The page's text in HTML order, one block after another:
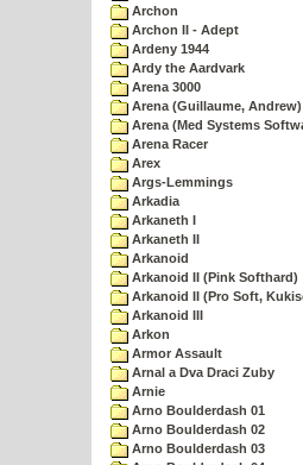
Archon
Archon II - Adept
Ardeny 1944
Ardy the Aardvark
Arena 3000
Arena (Guillaume, Andrew)
Arena (Med Systems
Arena Racer
Arex
Args-Lemmings
Arkadia
Arkaneth I
Arkaneth II
Arkanoid
Arkanoid II (Pink Softhard)
Arkanoid II (Pro Soft,
Arkanoid III
Arkon
Armor Assault
Arnal a Dva Draci Zuby
Arnie
Arno Boulderdash 01
Arno Boulderdash 02
Arno Boulderdash 03